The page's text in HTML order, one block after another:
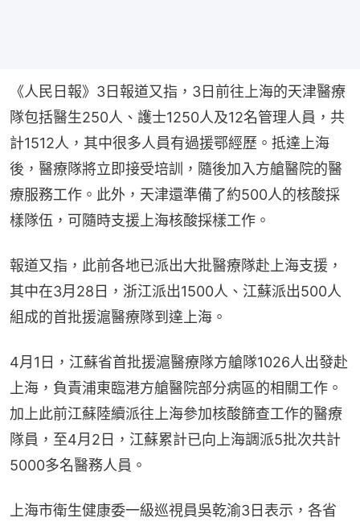
《人民日報》3日報道又指，3日前往上海的天津醫療
隊包括醫生250人、護士1250人及12名管理人員，共
計1512人，其中很多人員有過援鄂經歷。抵達上海
後，醫療隊將立即接受培訓，隨後加入方艙醫院的醫
療服務工作。此外，天津還準備了約500人的核酸採
樣隊伍，可隨時支援上海核酸採樣工作。
報道又指，此前各地已派出大批醫療隊赴上海支援，
其中在3月28日，浙江派出1500人、江蘇派出500人
組成的首批援滬醫療隊到達上海。
4月1日，江蘇省首批援滬醫療隊方艙隊1026人出發赴
上海，負責浦東臨港方艙醫院部分病區的相關工作。
加上此前江蘇陸續派往上海參加核酸篩查工作的醫療
隊員，至4月2日，江蘇累計已向上海調派5批次共計
5000多名醫務人員。
上海市衛生健康委一級巡視員吳乾渝3日表示，各省